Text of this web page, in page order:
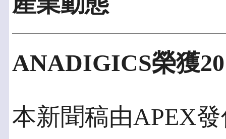
ANADIGICS榮獲
本新聞稿由APEX